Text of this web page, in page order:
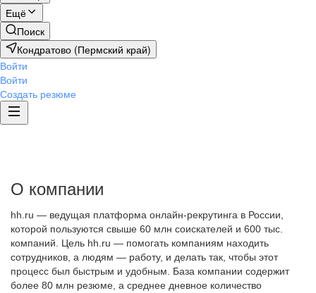
Ещё
Поиск
Кондратово (Пермский край)
Войти
Войти
Создать резюме
О компании
hh.ru — ведущая платформа онлайн-рекрутинга в России,
которой пользуются свыше 60 млн соискателей и 600 тыс.
компаний. Цель hh.ru — помогать компаниям находить
сотрудников, а людям — работу, и делать так, чтобы этот
процесс был быстрым и удобным. База компании содержит
более 80 млн резюме, а среднее дневное количество